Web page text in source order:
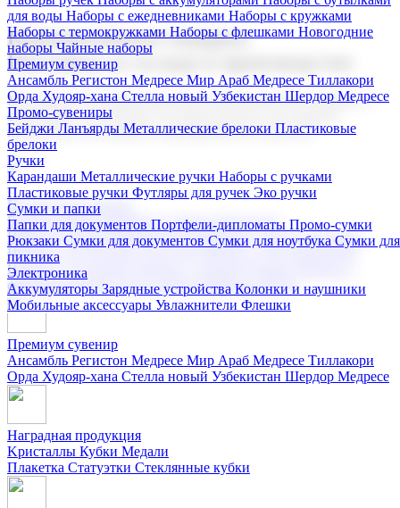
для воды Наборы с ежедневниками Наборы с кружками
Наборы с термокружками Наборы с флешками Новогодние
наборы Чайные наборы
Премиум сувенир
Ансамбль Регистон Медресе Мир Араб Медресе Тиллакори
Орда Худояр-хана Стелла новый Узбекистан Шердор Медресе
Промо-сувениры
Бейджи Ланъярды Металлические брелоки Пластиковые
брелоки
Ручки
Карандаши Металлические ручки Наборы с ручками
Пластиковые ручки Футляры для ручек Эко ручки
Сумки и папки
Папки для документов Портфели-дипломаты Промо-сумки
Рюкзаки Сумки для документов Сумки для ноутбука Сумки для
пикника
Электроника
Аккумуляторы Зарядные устройства Колонки и наушники
Мобильные аксессуары Увлажнители Флешки
Корпоративные подарки
Поставка со склада и производство
Мы предлагаем широкий выбор корпоративных подарков и
сувениров с логотипом. В нашем каталоге вы найдете
продукцию для бизнеса, мероприятия и клиентов.
Подарочные наборы
Бизнес наборыКофейные наборы Кошельки
Наборы из кожиНаборы ручекНаборы с аккумуляторами
Наборы с бутылками для воды
Наборы с ежедневниками
Наборы с кружками
флешкамиНовогодние наборыЧайные наборы
Премиум сувенир
Ансамбль Регистон Медресе Мир Араб Медресе Тиллакори
Орда Худояр-хана Стелла новый Узбекистан Шердор Медресе
Наградная продукция
Kристаллы Кубки Медали
Плакетка Статуэтки Стеклянные кубки